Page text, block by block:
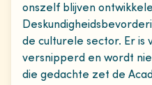
onszelf blijven
de culturele sector. Er is
versnipperd en wordt
die gedachte zet de